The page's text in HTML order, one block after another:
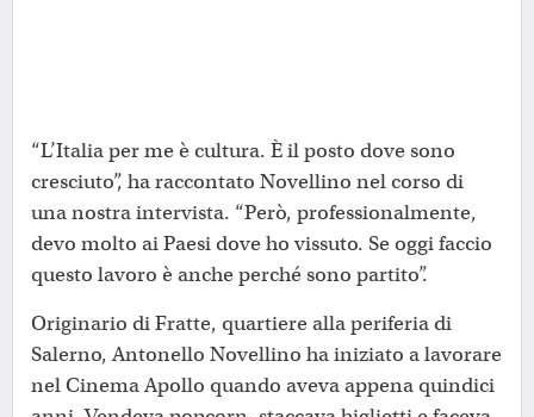
“L’Italia per me è cultura. È il posto dove sono
cresciuto”, ha raccontato Novellino nel corso di
una nostra intervista. “Però, professionalmente,
devo molto ai Paesi dove ho vissuto. Se oggi faccio
questo lavoro è anche perché sono partito”.
Originario di Fratte, quartiere alla periferia di
Salerno, Antonello Novellino ha iniziato a lavorare
nel Cinema Apollo quando aveva appena quindici